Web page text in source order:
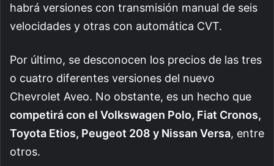
habrá versiones con transmisión manual de seis
velocidades y otras con automática CVT.
Por último, se desconocen los precios de las tres
o cuatro diferentes versiones del nuevo
Chevrolet Aveo. No obstante, es un hecho que
competirá con el Volkswagen Polo, Fiat Cronos,
Toyota Etios, Peugeot 208 y Nissan Versa, entre
otros.